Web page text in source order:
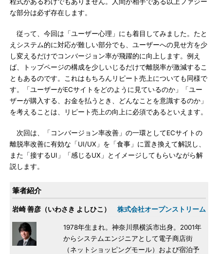
な部分は必ず存在します。
従って、今回は「ユーザー心理」にも着目してみました。たと
えシステム的に対応が難しい部分でも、ユーザーへの見せ方を少
し変えるだけでコンバージョン率が飛躍的に向上します。例え
ば、トップページの構成を少しいじるだけで離脱率が激減するこ
ともあるのです。これはもちろんリピート売上についても同様で
す。「ユーザーがECサイトをどのように見ているのか」「ユー
ザーが購入する、お金を払うとき、どんなことを意識するのか」
を考えることは、リピート売上の向上に必須であるといえます。
次回は、「コンバージョン率改善」の一環としてECサイトの
離脱率改善に有効な「UI/UX」を「食事」に置き換えて解説し、
また「接するUI」「感じるUX」とイメージしてもらいながら解
説します。
筆者紹介
岩崎 善彦（いわさき よしひこ） 株式会社オープンストリーム
1978年生まれ。神奈川県横浜市出身。2001年
からシステムエンジニアとして電子商店街
（ネットショッピングモール）および宿泊予